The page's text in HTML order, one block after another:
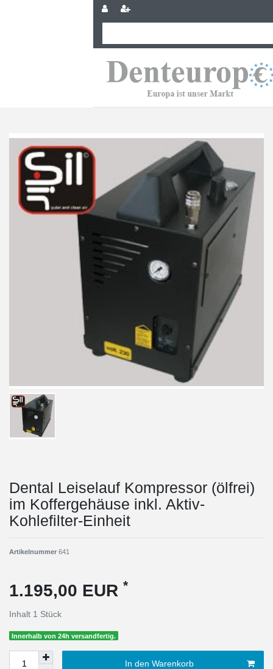
Dental Leiselauf Kompressor (ölfrei)
im Koffergehäuse inkl. Aktiv-
Kohlefilter-Einheit
Artikelnummer 641
1.195,00 EUR *
Inhalt 1 Stück
Innerhalb von 24h versandfertig.
In den Warenkorb